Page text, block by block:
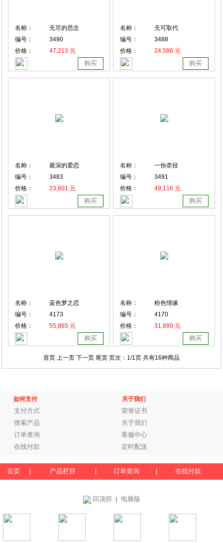
名称：
无尽的思念
编号：
3490
价格：
47,213 元
购买
名称：
无可取代
编号：
3488
价格：
24,586 元
购买
名称：
最深的爱恋
编号：
3483
价格：
23,601 元
购买
名称：
一份牵挂
编号：
3491
价格：
49,116 元
购买
名称：
蓝色梦之恋
编号：
4173
价格：
55,865 元
购买
名称：
粉色情缘
编号：
4170
价格：
31,880 元
购买
首页 上一页 下一页 尾页 页次： 1/1页 共有16种商品
如何支付 关于我们
支付方式
荣誉证书
搜索产品
关于我们
订单查询
客服中心
在线付款
定时配送
首页 产品栏目 订单查询 在线付款
回顶部 电脑版